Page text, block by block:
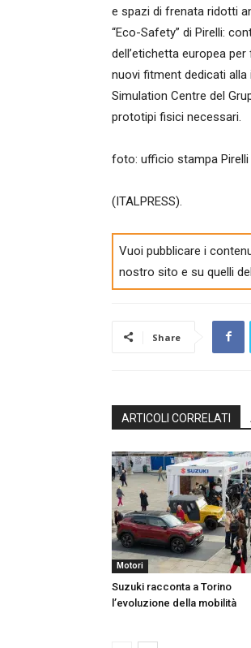
e spazi di frenata ridotti
“Eco-Safety” di Pirelli:
dell’etichetta europea
nuovi fitment dedicati alla
Simulation Centre del
prototipi fisici necessari.
foto: ufficio stampa Pirelli
(ITALPRESS).
Vuoi pubblicare i
nostro sito e su quelli
Share
ARTICOLI CORRELATI
Motori
Suzuki racconta a Torino
l’evoluzione della mobilità